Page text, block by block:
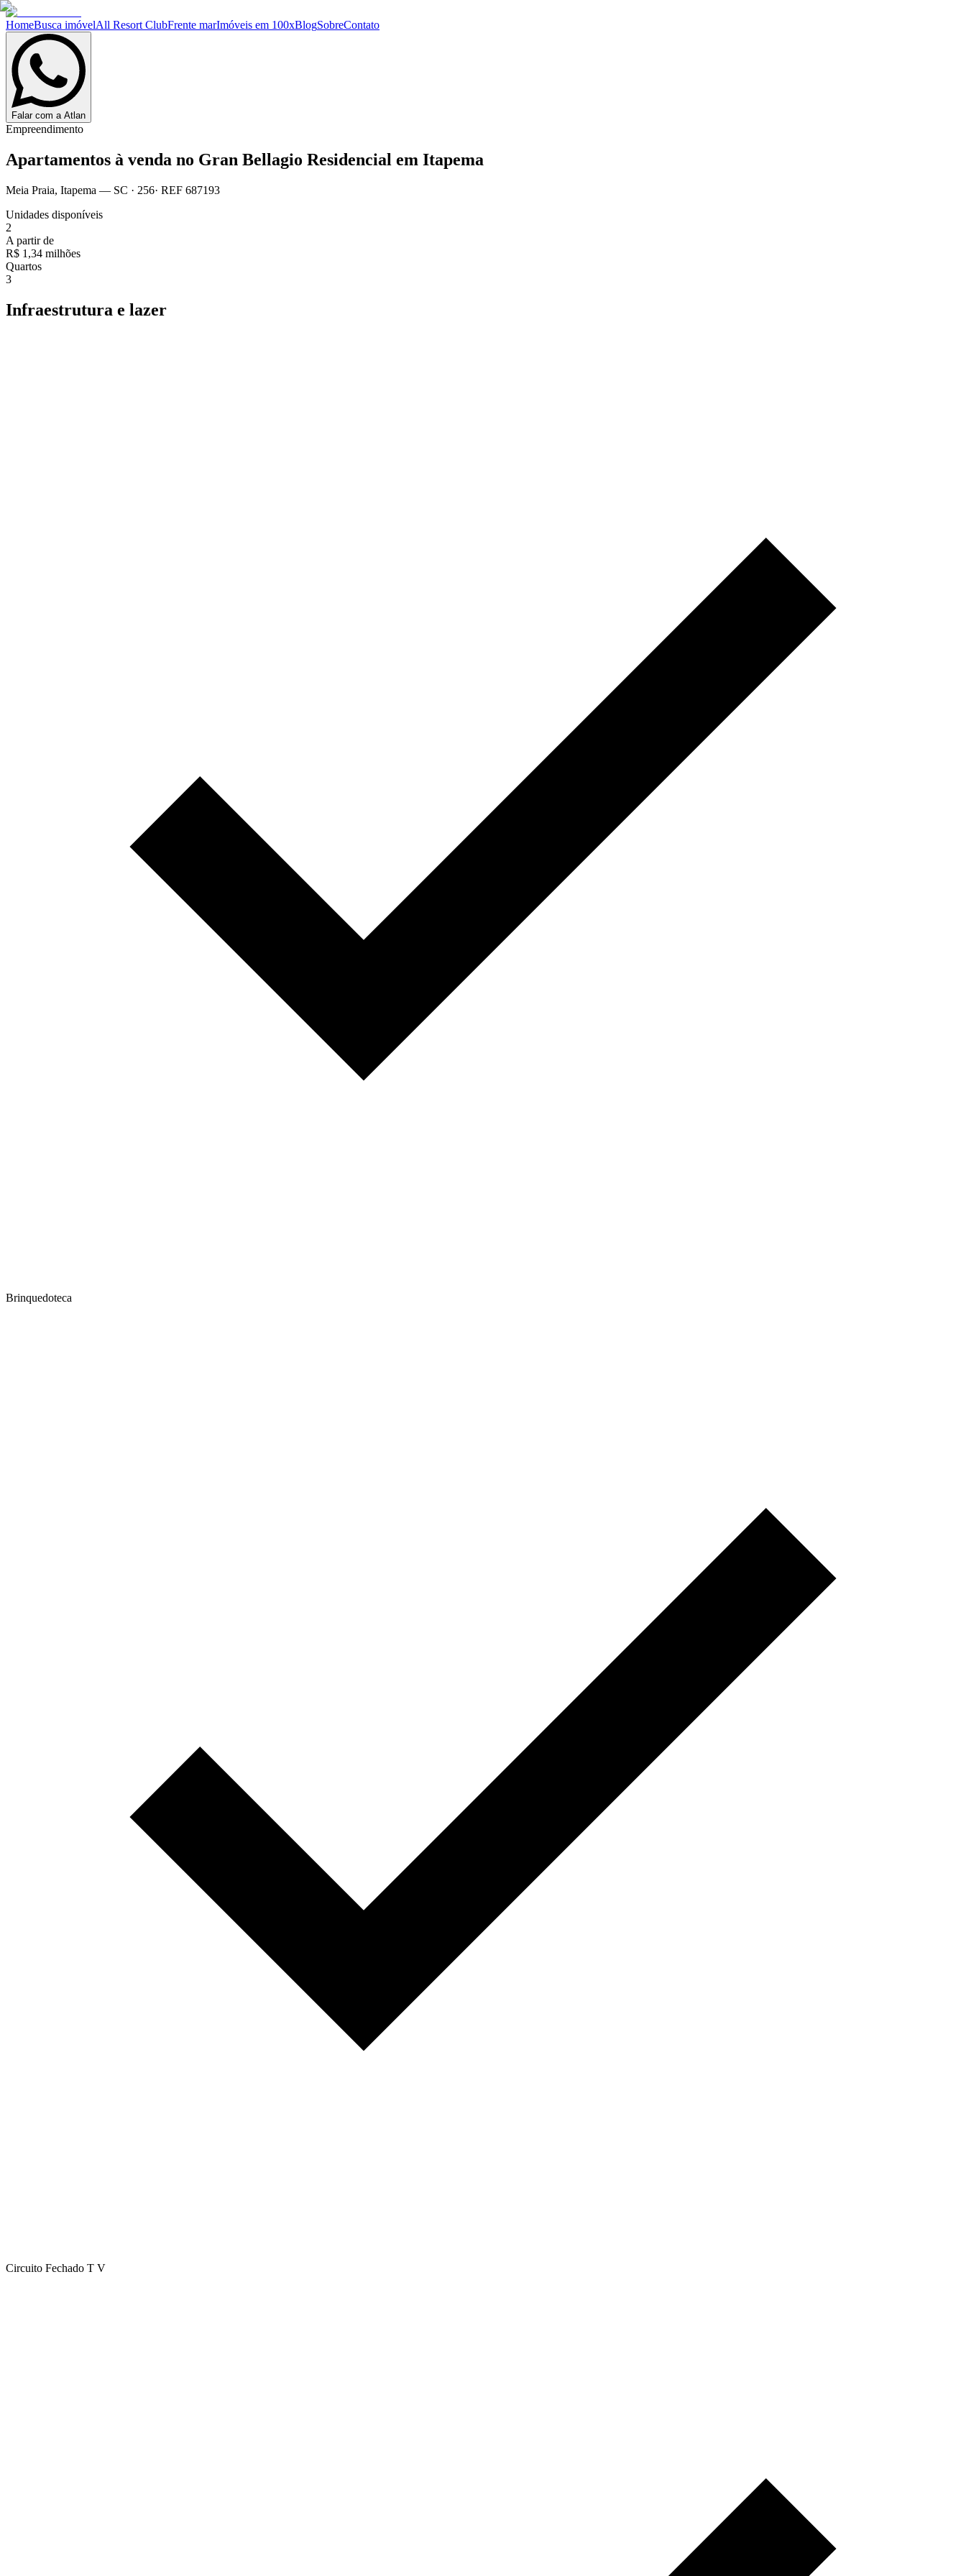
HomeBusca imóvelAll Resort ClubFrente marImóveis em 100xBlogSobreContato
Falar com a Atlan
Empreendimento
Apartamentos à venda no Gran Bellagio Residencial em Itapema
Meia Praia, Itapema — SC · 256· REF 687193
Unidades disponíveis
2
A partir de
R$ 1,34 milhões
Quartos
3
Infraestrutura e lazer
Brinquedoteca
Circuito Fechado T V